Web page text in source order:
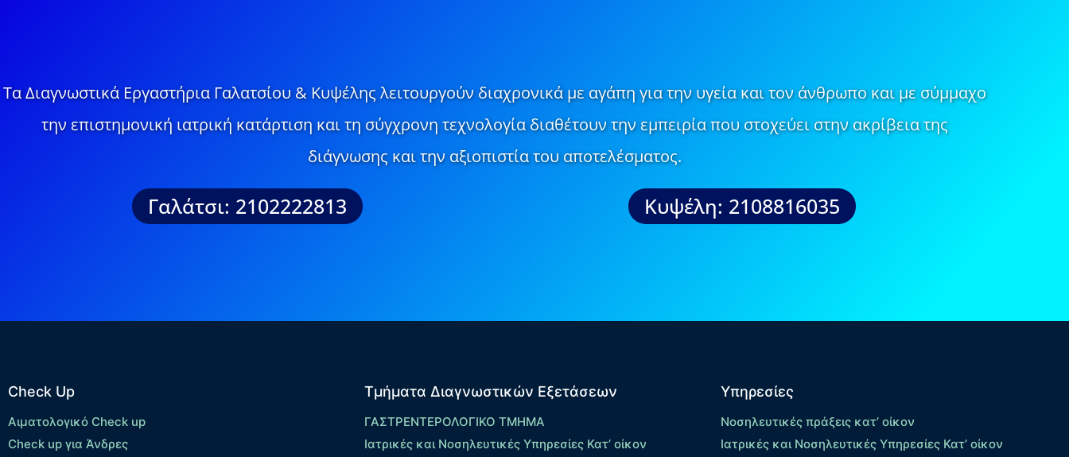
Τα Διαγνωστικά Εργαστήρια Γαλατσίου & Κυψέλης λειτουργούν διαχρονικά με αγάπη για την υγεία και τον άνθρωπο και με σύμμαχο
την επιστημονική ιατρική κατάρτιση και τη σύγχρονη τεχνολογία διαθέτουν την εμπειρία που στοχεύει στην ακρίβεια της
διάγνωσης και την αξιοπιστία του αποτελέσματος.
Γαλάτσι: 2102222813 Κυψέλη: 2108816035
Check Up
Αιματολογικό Check up
Check up για Άνδρες
Τμήματα Διαγνωστικών Εξετάσεων
ΓΑΣΤΡΕΝΤΕΡΟΛΟΓΙΚΟ ΤΜΗΜΑ
Ιατρικές και Νοσηλευτικές Υπηρεσίες Κατ’ οίκον
Υπηρεσίες
Νοσηλευτικές πράξεις κατ’ οίκον
Ιατρικές και Νοσηλευτικές Υπηρεσίες Κατ’ οίκον